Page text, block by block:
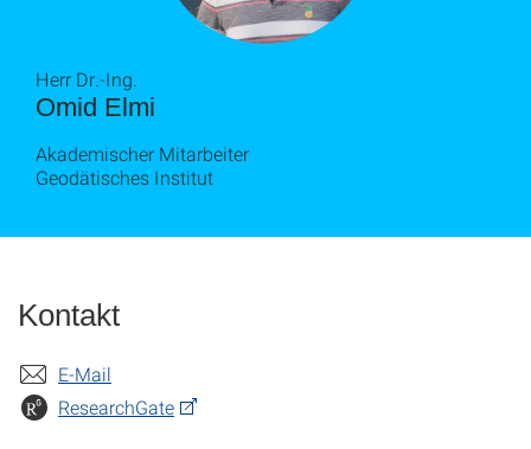
Omid Elmi
Herr Dr.-Ing.
Akademischer Mitarbeiter
Geodätisches Institut
Kontakt
E-Mail
ResearchGate